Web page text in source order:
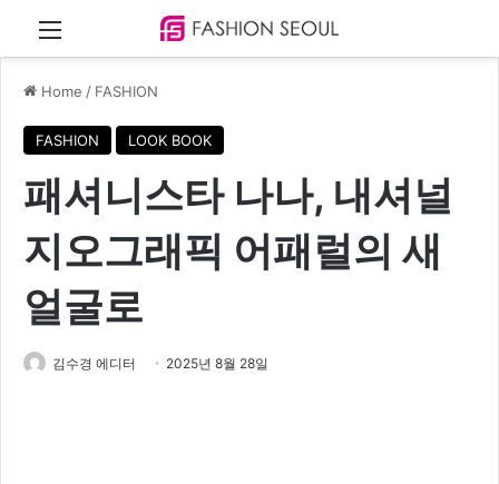
Menu
Home / FASHION
FASHION LOOK BOOK
패셔니스타 나나, 내셔널
지오그래픽 어패럴의 새
얼굴로
김수경 에디터 2025년 8월 28일